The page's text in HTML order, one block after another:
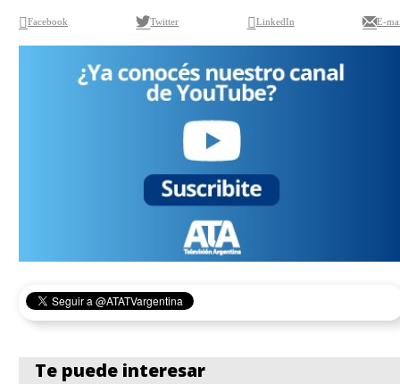
Facebook Twitter LinkedIn E-
Te puede interesar